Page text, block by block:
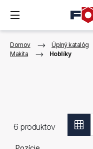
Domov Úplný katalóg
Makita
Hoblíky
6 produktov